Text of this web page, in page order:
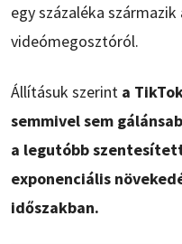
egy százaléka
videómegosztóról.
Állításuk szerint a
semmivel sem
a legutóbb
exponenciális
időszakban.